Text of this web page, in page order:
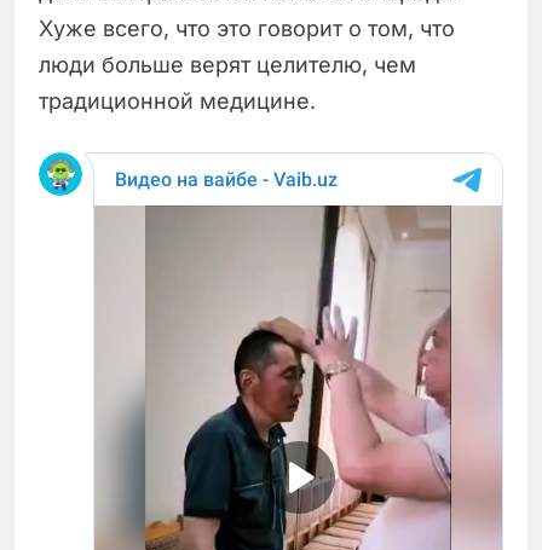
Хуже всего, что это говорит о том, что
люди больше верят целителю, чем
традиционной медицине.